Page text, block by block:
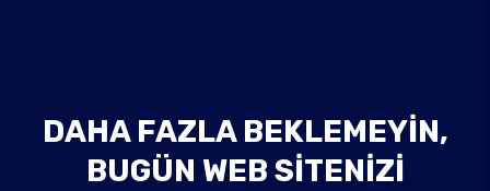
DAHA FAZLA BEKLEMEYIN,
BUGÜN WEB SITENIZI